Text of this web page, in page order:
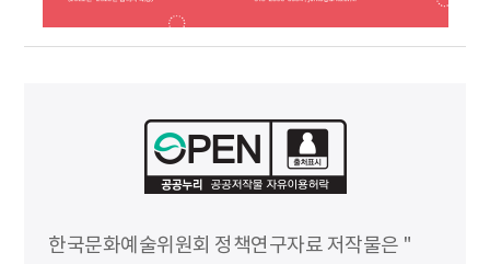
한국문화예술위원회 정책연구자료 저작물은 "